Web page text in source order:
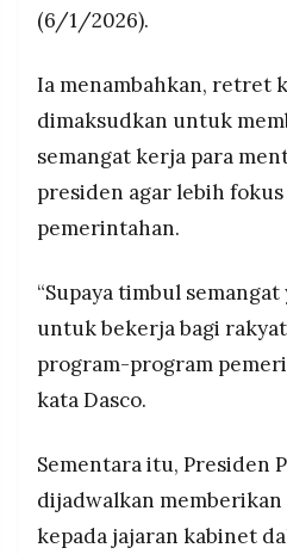
(6/1/2026).
Ia menambahkan, retret
dimaksudkan untuk
semangat kerja para
presiden agar lebih
pemerintahan.
“Supaya timbul
untuk bekerja bagi
program-program
kata Dasco.
Sementara itu, Presiden
dijadwalkan
kepada jajaran kabinet